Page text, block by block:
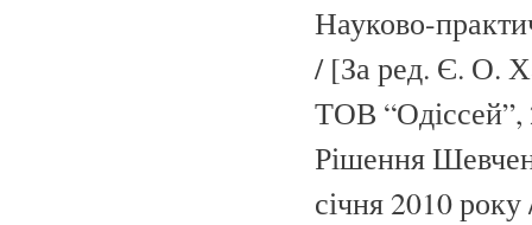
Науково-
/ [За ред. Є. О.
ТОВ “Одіссей”,
Рішення
січня 2010